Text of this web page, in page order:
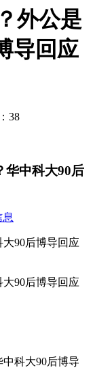
外公是
导回应
38
华中科大90后
90后博导回应
90后博导回应
科大90后博导